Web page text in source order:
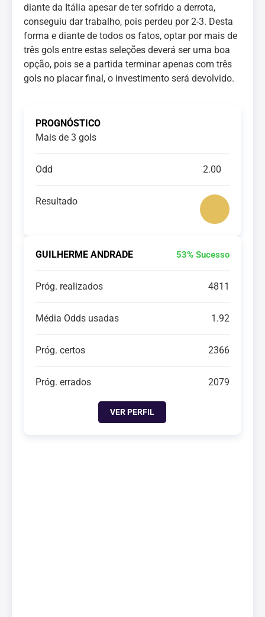
diante da Itália apesar de ter sofrido a derrota,
conseguiu dar trabalho, pois perdeu por 2-3. Desta
forma e diante de todos os fatos, optar por mais de
três gols entre estas seleções deverá ser uma boa
opção, pois se a partida terminar apenas com três
gols no placar final, o investimento será devolvido.
PROGNÓSTICO
Mais de 3 gols
Odd 2.00
Resultado
GUILHERME ANDRADE 53% Sucesso
Próg. realizados 4811
Média Odds usadas 1.92
Próg. certos 2366
Próg. errados 2079
VER PERFIL